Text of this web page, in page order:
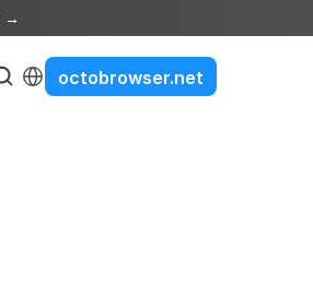
→
Select Language
octobrowser.net